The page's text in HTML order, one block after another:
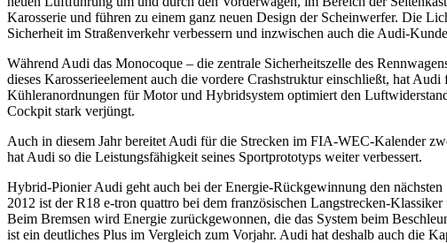
Karosserie und führen zu einem ganz neuen Design der Scheinwerfer. Die
Sicherheit im Straßenverkehr verbessern und inzwischen auch die Audi-
Während Audi das Monocoque – die zentrale Sicherheitszelle des
dieses Karosserieelement auch die vordere Crashstruktur einschließt, hat
Kühleranordnungen für Motor und Hybridsystem optimiert den
Cockpit stark verjüngt.
Auch in diesem Jahr bereitet Audi für die Strecken im FIA-WEC-Kalender
hat Audi so die Leistungsfähigkeit seines Sportprototyps weiter verbessert.
Hybrid-Pionier Audi geht auch bei der Energie-Rückgewinnung den
2012 ist der R18 e-tron quattro bei dem französischen Langstrecken-
Beim Bremsen wird Energie zurückgewonnen, die das System beim
ist ein deutliches Plus im Vergleich zum Vorjahr. Audi hat deshalb auch die